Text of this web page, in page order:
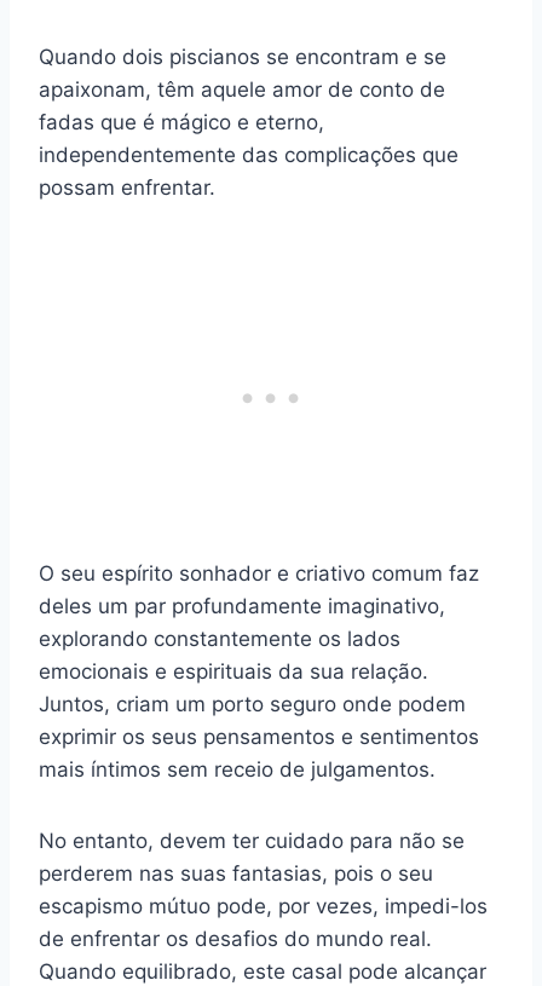
Quando dois piscianos se encontram e se
apaixonam, têm aquele amor de conto de
fadas que é mágico e eterno,
independentemente das complicações que
possam enfrentar.
O seu espírito sonhador e criativo comum faz
deles um par profundamente imaginativo,
explorando constantemente os lados
emocionais e espirituais da sua relação.
Juntos, criam um porto seguro onde podem
exprimir os seus pensamentos e sentimentos
mais íntimos sem receio de julgamentos.
No entanto, devem ter cuidado para não se
perderem nas suas fantasias, pois o seu
escapismo mútuo pode, por vezes, impedi-los
de enfrentar os desafios do mundo real.
Quando equilibrado, este casal pode alcançar